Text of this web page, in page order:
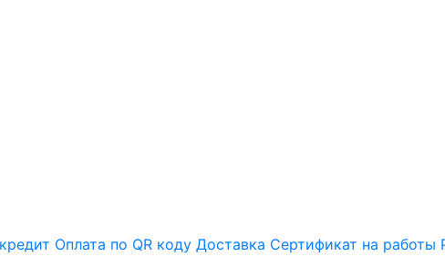
Оплата по QR коду Доставка Сертификат на работы